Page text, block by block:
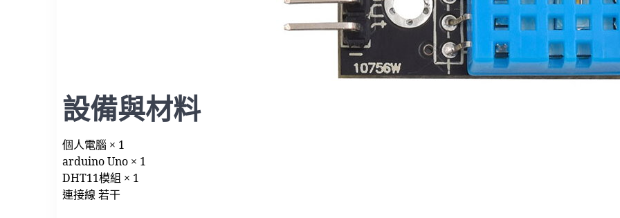
設備與材料
個人電腦 × 1
arduino Uno × 1
DHT11模組 × 1
連接線 若干